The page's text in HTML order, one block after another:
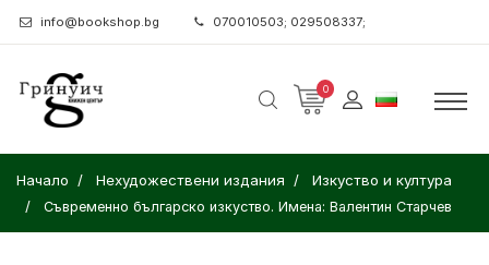
info@bookshop.bg 070010503; 029508337;
0
Начало Нехудожествени издания Изкуство и култура
Съвременно българско изкуство. Имена: Валентин Старчев